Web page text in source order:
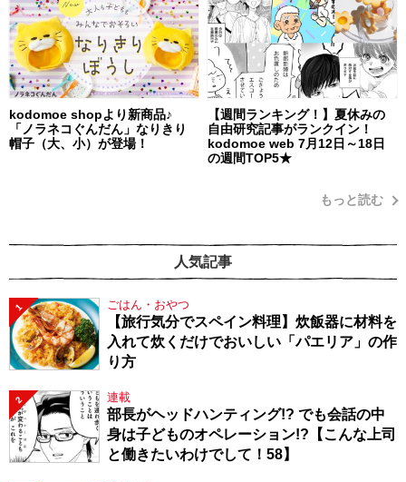
kodomoe shopより新商品♪
「ノラネコぐんだん」なりきり
帽子（大、小）が登場！
【週間ランキング！】夏休みの
自由研究記事がランクイン！
kodomoe web 7月12日～18日
の週間TOP5★
もっと読む
人気記事
1 ごはん・おやつ
【旅行気分でスペイン料理】炊飯器に材料を
入れて炊くだけでおいしい「パエリア」の作
り方
2 連載
部長がヘッドハンティング!? でも会話の中
身は子どものオペレーション!?【こんな上司
と働きたいわけでして！58】